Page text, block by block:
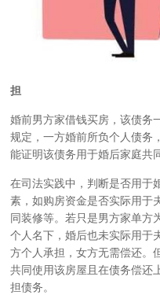
担
婚前男方家借钱买房，该债务
规定，一方婚前所负个人债务
能证明该债务用于婚后家庭共
在司法实践中，判断是否用于
素，如购房资金是否实际用于
同装修等。若只是男方家单方
个人名下，婚后也未实际用于
方个人承担，女方无需偿还。
共同使用该房屋且在债务偿还
担债务。